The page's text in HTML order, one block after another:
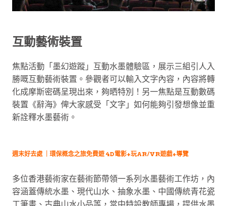
互動藝術裝置
焦點活動「墨幻遊蹤」互動水墨體驗區，展示三組引人入
勝嘅互動藝術裝置。參觀者可以輸入文字內容，內容將轉
化成摩斯密碼呈現出來，夠晒特別！另一焦點是互動數碼
裝置《辭海》俾大家感受「文字」如何能夠引發想像並重
新詮釋水墨藝術。
週末好去處 ｜環保概念之旅免費遊 4D電影+玩AR/VR遊戲+導覽
多位香港藝術家在藝術節帶領一系列水墨藝術工作坊，內
容涵蓋傳統水墨、現代山水、抽象水墨、中國傳統青花瓷